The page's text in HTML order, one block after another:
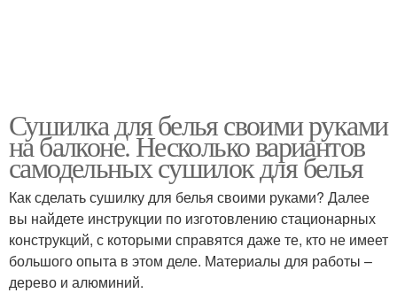
Сушилка для белья своими руками
на балконе. Несколько вариантов
самодельных сушилок для белья
Как сделать сушилку для белья своими руками? Далее
вы найдете инструкции по изготовлению стационарных
конструкций, с которыми справятся даже те, кто не имеет
большого опыта в этом деле. Материалы для работы –
дерево и алюминий.